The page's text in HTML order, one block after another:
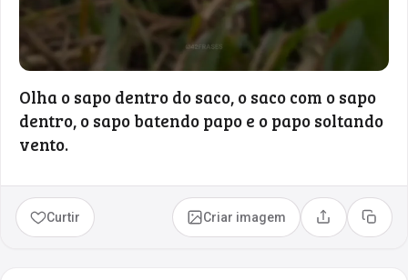
Olha o sapo dentro do saco, o saco com o sapo
dentro, o sapo batendo papo e o papo soltando
vento.
Curtir Criar imagem Compartilhar
Copiar